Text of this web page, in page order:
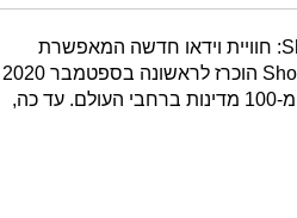
YouTube משיקה היום בישראל את גרסת הבטא של Shorts: חוויית וידאו חדשה המאפשרת
יצירת סרטונים קצרים וקליטים באמצעות הטלפון הנייד. Shorts הוכרז לראשונה בספטמבר 2020
ומאז הושק בכ-26 מדינות. כעת, יהיה Shorts זמין בלמעלה מ-100 מדינות ברחבי העולם. עד כה,